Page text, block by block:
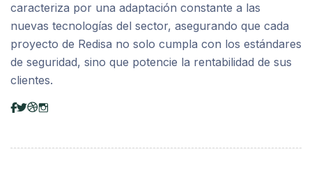
caracteriza por una adaptación constante a las
nuevas tecnologías del sector, asegurando que cada
proyecto de Redisa no solo cumpla con los estándares
de seguridad, sino que potencie la rentabilidad de sus
clientes.